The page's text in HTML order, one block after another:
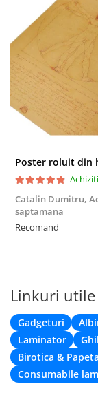
Catalin Dumitru,
saptamana
Recomand
Linkuri utile
Gadgeturi
Laminator
Birotica &
Consumabile